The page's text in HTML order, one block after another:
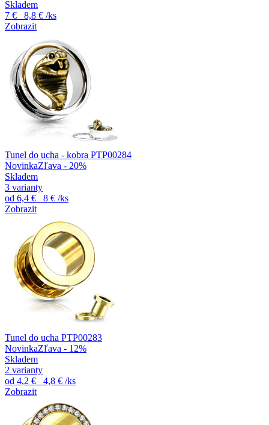
Skladem
7 €
8,8 € /ks
Zobrazit
Tunel do ucha - kobra PTP00284
NovinkaZľava - 20%
Skladem
3 varianty
od 6,4 € 8 € /ks
Zobrazit
Tunel do ucha PTP00283
NovinkaZľava - 12%
Skladem
2 varianty
od 4,2 € 4,8 € /ks
Zobrazit